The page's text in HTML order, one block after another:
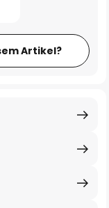
Artikel?